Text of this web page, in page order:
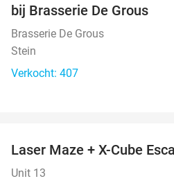
bij Brasserie De Grous
Brasserie De Grous
Stein
Verkocht: 407
Laser Maze + X-Cube
Unit 13